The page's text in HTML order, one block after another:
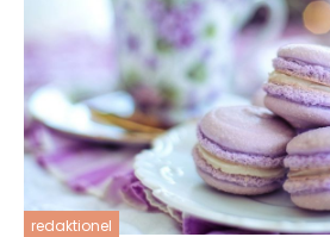
redaktionel